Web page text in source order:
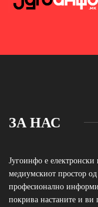
ЗА НАС
Југоинфо е
медиумскиот простор
професионално
покрива настаните и ви